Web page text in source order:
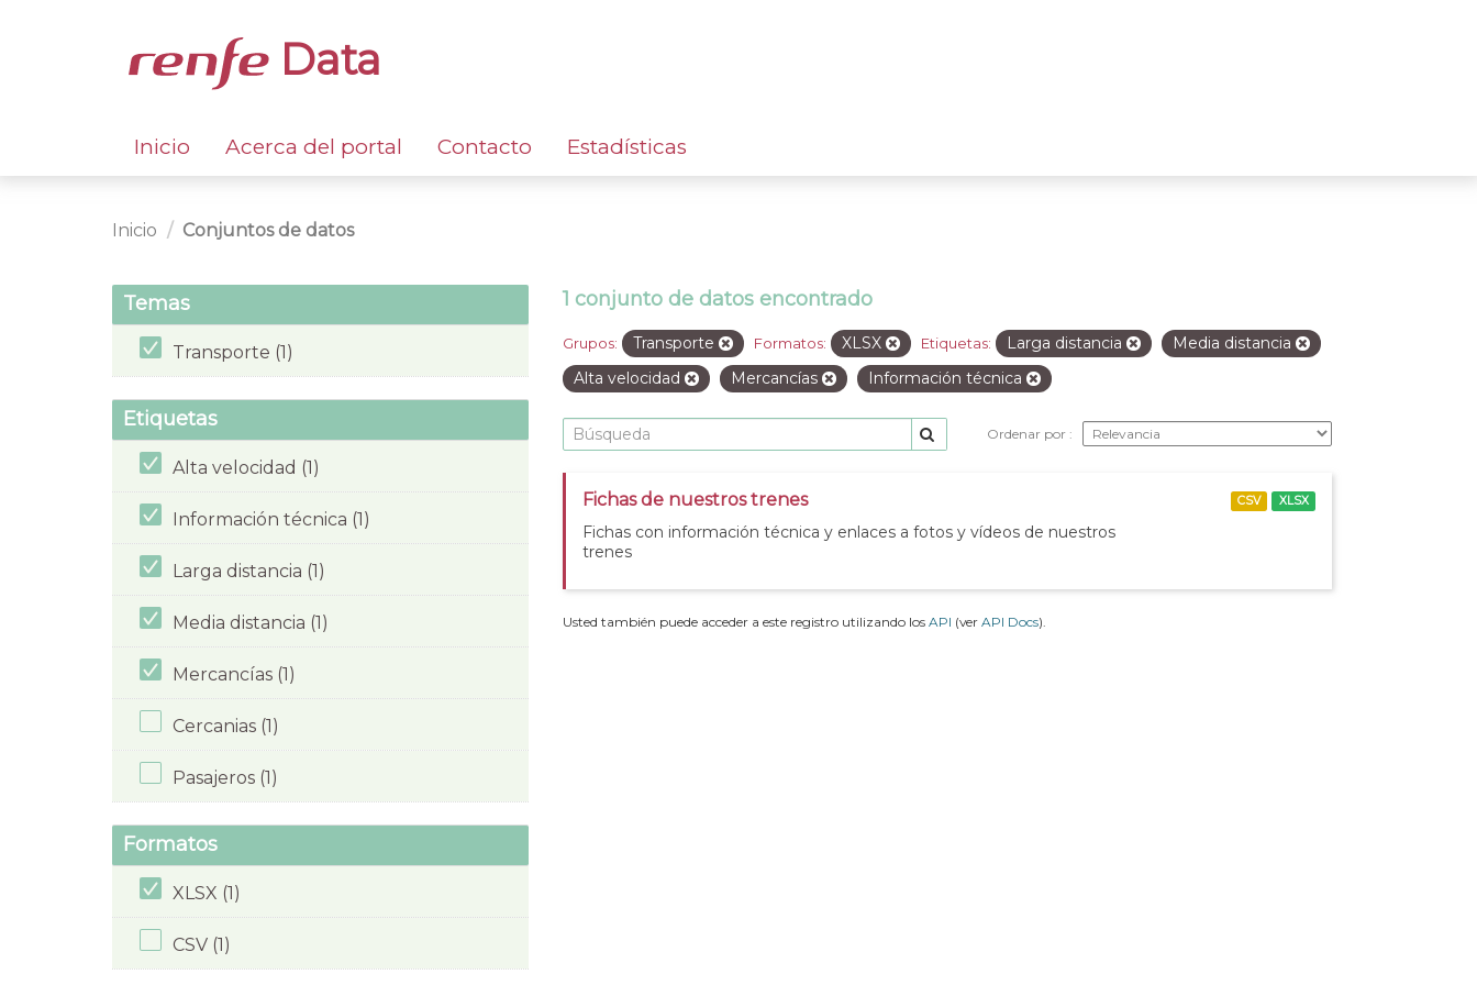
Data
Inicio Acerca del portal Contacto Estadísticas
Inicio Conjuntos de datos
Temas
Transporte (1)
Etiquetas
Alta velocidad (1)
Información técnica (1)
Larga distancia (1)
Media distancia (1)
Mercancías (1)
Cercanias (1)
Pasajeros (1)
Formatos
XLSX (1)
CSV (1)
1 conjunto de datos encontrado
Grupos: Transporte Formatos: XLSX Etiquetas: Larga distancia
Media distancia
Alta velocidad
Mercancías Información técnica
Ordenar por
Fichas de nuestros trenes
Fichas con información técnica y enlaces a fotos y vídeos de nuestros
trenes
CSV XLSX
Usted también puede acceder a este registro utilizando los API (ver API Docs).